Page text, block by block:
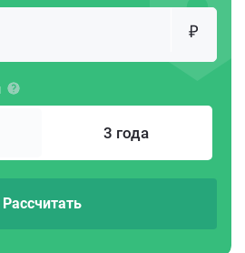
3 года
Рассчитать